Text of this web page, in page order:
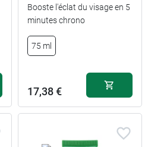
Booste l'éclat du visage en 5
minutes chrono
75 ml
17,38 €